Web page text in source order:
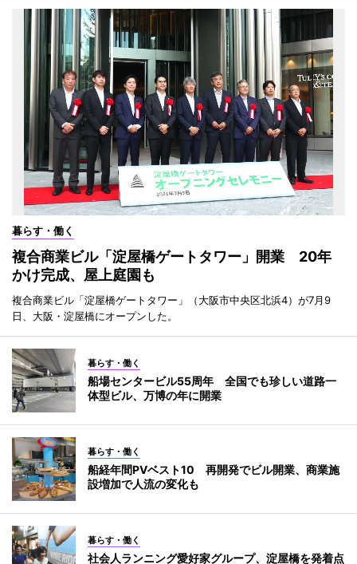
暮らす・働く
複合商業ビル「淀屋橋ゲートタワー」開業 20年
かけ完成、屋上庭園も
複合商業ビル「淀屋橋ゲートタワー」（大阪市中央区北浜4）が7月9
日、大阪・淀屋橋にオープンした。
暮らす・働く
船場センタービル55周年 全国でも珍しい道路一
体型ビル、万博の年に開業
暮らす・働く
船経年間PVベスト10 再開発でビル開業、商業施
設増加で人流の変化も
暮らす・働く
社会人ランニング愛好家グループ、淀屋橋を発着点